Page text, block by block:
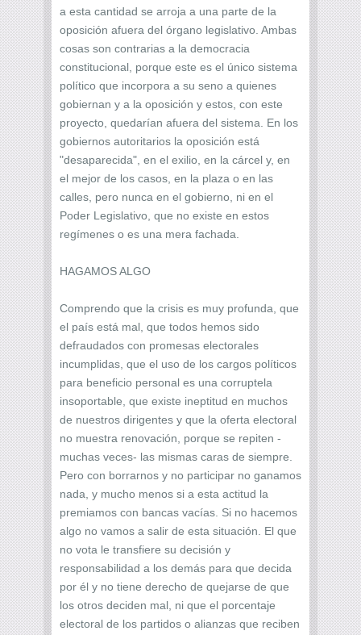
a esta cantidad se arroja a una parte de la
oposición afuera del órgano legislativo. Ambas
cosas son contrarias a la democracia
constitucional, porque este es el único sistema
político que incorpora a su seno a quienes
gobiernan y a la oposición y estos, con este
proyecto, quedarían afuera del sistema. En los
gobiernos autoritarios la oposición está
"desaparecida", en el exilio, en la cárcel y, en
el mejor de los casos, en la plaza o en las
calles, pero nunca en el gobierno, ni en el
Poder Legislativo, que no existe en estos
regímenes o es una mera fachada.
HAGAMOS ALGO
Comprendo que la crisis es muy profunda, que
el país está mal, que todos hemos sido
defraudados con promesas electorales
incumplidas, que el uso de los cargos políticos
para beneficio personal es una corruptela
insoportable, que existe ineptitud en muchos
de nuestros dirigentes y que la oferta electoral
no muestra renovación, porque se repiten -
muchas veces- las mismas caras de siempre.
Pero con borrarnos y no participar no ganamos
nada, y mucho menos si a esta actitud la
premiamos con bancas vacías. Si no hacemos
algo no vamos a salir de esta situación. El que
no vota le transfiere su decisión y
responsabilidad a los demás para que decida
por él y no tiene derecho de quejarse de que
los otros deciden mal, ni que el porcentaje
electoral de los partidos o alianzas que reciben